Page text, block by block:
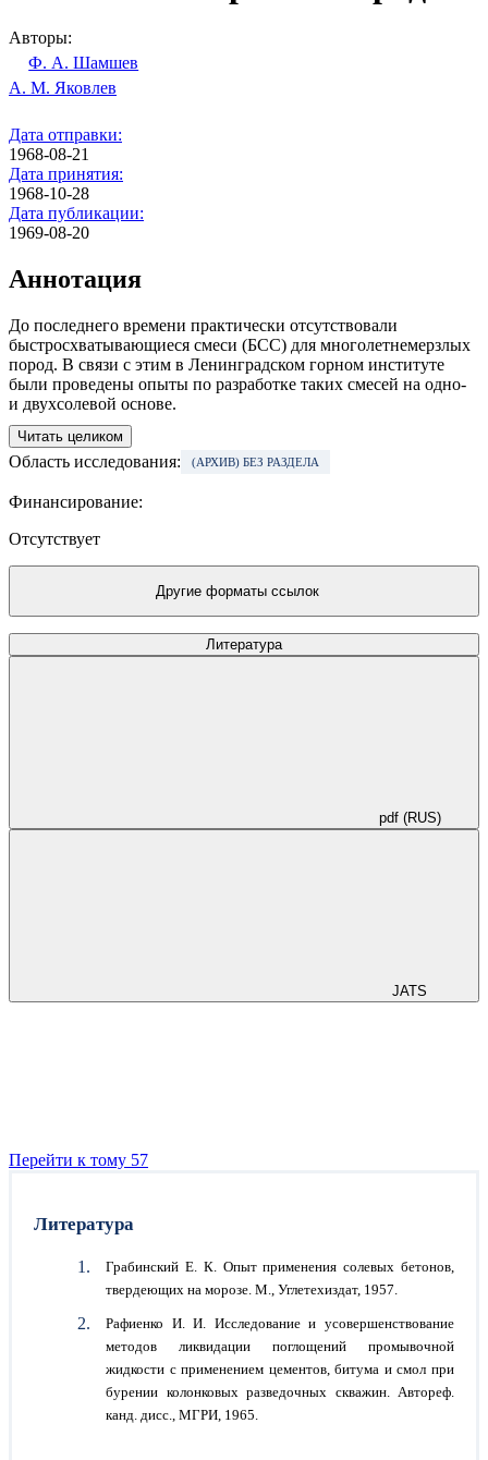
Авторы:
Ф. А. Шамшев
А. М. Яковлев
Дата отправки:
1968-08-21
Дата принятия:
1968-10-28
Дата публикации:
1969-08-20
Аннотация
До последнего времени практически отсутствовали
быстросхватывающиеся смеси (БСС) для многолетнемерзлых
пород. В связи с этим в Ленинградском горном институте
были проведены опыты по разработке таких смесей на одно-
и двухсолевой основе.
Читать целиком
Область исследования: (АРХИВ) БЕЗ РАЗДЕЛА
Финансирование:
Отсутствует
Другие форматы ссылок
Литература
pdf (RUS)
JATS
Перейти к тому 57
Литература
Грабинский Е. К. Опыт применения солевых бетонов,
твердеющих на морозе. М., Углетехиздат, 1957.
Рафиенко И. И. Исследование и усовершенствование
методов ликвидации поглощений промывочной
жидкости с применением цементов, битума и смол при
бурении колонковых разведочных скважин. Автореф.
канд. дисс., МГРИ, 1965.